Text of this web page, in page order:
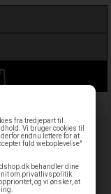
fra tredjepart til
Vi bruger cookies til
endnu lettere for at
fuld weboplevelse"
behandler dine
om privatlivspolitik
og vi ønsker, at